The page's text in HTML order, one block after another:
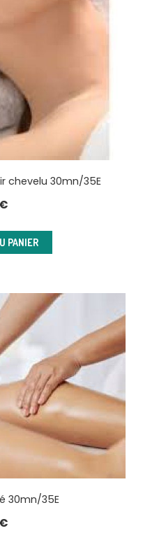
chevelu 30mn/35E
€
PANIER
30mn/35E
€